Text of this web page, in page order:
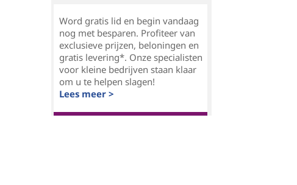
Word gratis lid en begin vandaag
nog met besparen. Profiteer van
exclusieve prijzen, beloningen en
gratis levering*. Onze specialisten
voor kleine bedrijven staan klaar
om u te helpen slagen!
Lees meer >